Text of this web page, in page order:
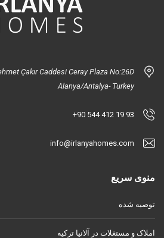
Çakır Caddesi Ceray Plaza No:26D
Alanya/Antalya- Turkey
+90 544 412 19 93
info@irlanyahomes.com
منوی سریع
توصیه شده
املاک و مستغلات در آلانیا ترکیه